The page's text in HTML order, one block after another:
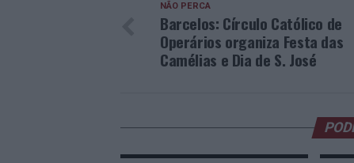
NÃO PERCA
Barcelos: Círculo Católico de
Operários organiza Festa das
Camélias e Dia de S. José